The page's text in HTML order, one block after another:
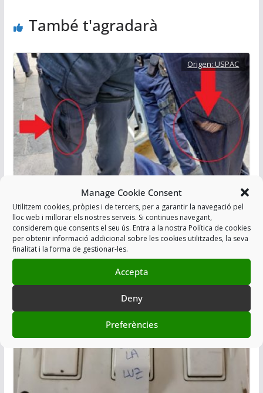
Manage Cookie Consent
Utilitzem cookies, pròpies i de tercers, per a garantir la navegació pel
lloc web i millorar els nostres serveis. Si continues navegant,
considerem que consents el seu ús. Entra a la nostra Política de cookies
per obtenir informació addicional sobre les cookies utilitzades, la seva
finalitat i la forma de gestionar-les.
Accepta
Deny
Preferències
També t'agradarà
Origen:USPAC
RESPOSTA MANCA GRANOTES i
MANCA D’EPI’S ARRO
15/05/2021
Origen:USPAC